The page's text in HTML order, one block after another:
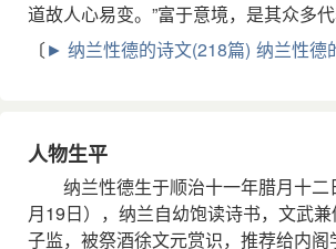
道故人心易变。”富于意境，是其众多
〔► 纳兰性德的诗文(218篇) 纳兰性德
人物生平
纳兰性德生于顺治十一年腊月十二
月19日），纳兰自幼饱读诗书，文武
子监，被祭酒徐文元赏识，推荐给内